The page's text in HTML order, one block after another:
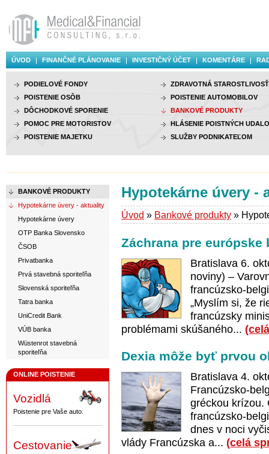
ÚVOD FINANČNÉ PLÁNOVANIE INVESTIČNÝ ÚČET KOMENTÁRE
PODIELOVÉ FONDY
POISTENIE OSÔB
DÔCHODKOVÉ SPORENIE
POMOC PRE MOTORISTOV
POISTENIE MAJETKU
ZDRAVOTNÁ STAROSTLIVOSŤ
POISTENIE AUTOMOBILOV
BANKOVÉ PRODUKTY
HLÁSENIE POISTNÝCH
SLUŽBY PODNIKATEĽOM
BANKOVÉ PRODUKTY
Hypotekárne úvery - aktuality
Hypotekárne úvery
OTP Banka Slovensko
ČSOB
Privatbanka
Prvá stavebná sporiteľňa
Slovenská sporiteľňa
Tatra banka
UniCredit Bank
VÚB banka
Wüstenrot stavebná
sporiteľňa
ONLINE POISTENIE
Vozidlá
Poistenie pre Vaše auto.
Cestovanie
Hypotekárne úvery -
Úvod » Bankové produkty »
Záchrana pre európske
Bratislava 6.
noviny) –
francúzsko-
„Myslím si, že
francúzsky
problémami skúšaného...
Dexia môže byť prvou
Bratislava 4.
Francúzsko-
gréckou krízou.
francúzsko-
dnes v noci
vlády Francúzska a... (celá